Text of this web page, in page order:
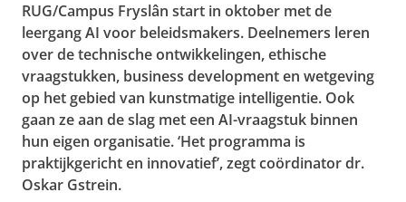
RUG/Campus Fryslân start in oktober met de
leergang AI voor beleidsmakers. Deelnemers leren
over de technische ontwikkelingen, ethische
vraagstukken, business development en wetgeving
op het gebied van kunstmatige intelligentie. Ook
gaan ze aan de slag met een AI-vraagstuk binnen
hun eigen organisatie. ‘Het programma is
praktijkgericht en innovatief’, zegt coördinator dr.
Oskar Gstrein.